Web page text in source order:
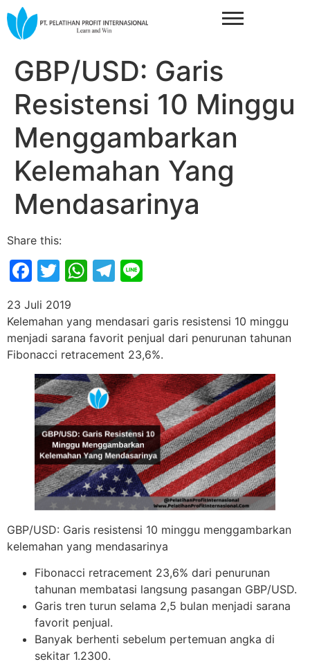
GBP/USD: Garis
Resistensi 10 Minggu
Menggambarkan
Kelemahan Yang
Mendasarinya
Share this:
Facebook
Twitter
WhatsApp
Telegram
23 Juli 2019
Kelemahan yang mendasari garis resistensi 10 minggu
menjadi sarana favorit penjual dari penurunan tahunan
Fibonacci retracement 23,6%.
GBP/USD: Garis resistensi 10 minggu menggambarkan
kelemahan yang mendasarinya
Fibonacci retracement 23,6% dari penurunan
tahunan membatasi langsung pasangan GBP/USD.
Garis tren turun selama 2,5 bulan menjadi sarana
favorit penjual.
Banyak berhenti sebelum pertemuan angka di
sekitar 1.2300.